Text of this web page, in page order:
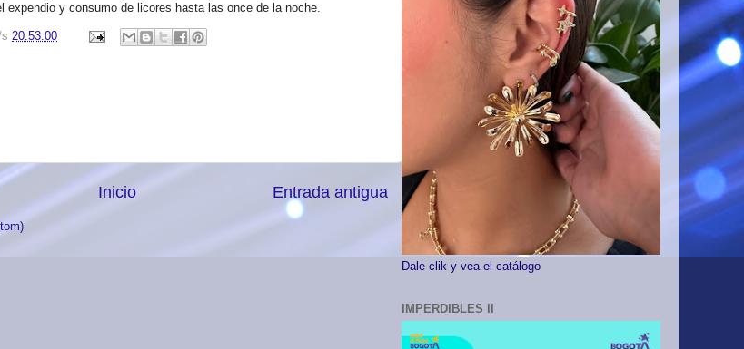
expendio y consumo de licores hasta las once de la noche.
20:53:00
Entrada antigua
Inicio
Dale clik y vea el catálogo
IMPERDIBLES II